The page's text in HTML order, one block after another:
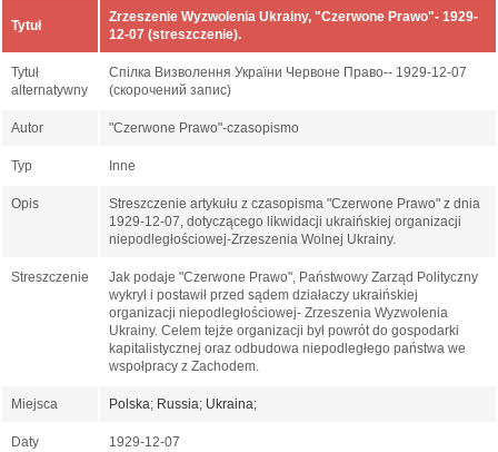
Tytuł
Zrzeszenie Wyzwolenia Ukrainy, "Czerwone Prawo"- 1929-
12-07 (streszczenie).
Tytuł
alternatywny
Спілка Визволення України Червоне Право-- 1929-12-07
(скорочений запис)
Autor "Czerwone Prawo"-czasopismo
Typ Inne
Opis
Streszczenie artykułu z czasopisma "Czerwone Prawo" z dnia
1929-12-07, dotyczącego likwidacji ukraińskiej organizacji
niepodległościowej-Zrzeszenia Wolnej Ukrainy.
Streszczenie
Jak podaje "Czerwone Prawo", Państwowy Zarząd Polityczny
wykrył i postawił przed sądem działaczy ukraińskiej
organizacji niepodległościowej- Zrzeszenia Wyzwolenia
Ukrainy. Celem tejże organizacji był powrót do gospodarki
kapitalistycznej oraz odbudowa niepodległego państwa we
wspołpracy z Zachodem.
Miejsca Polska; Russia; Ukraina;
Daty 1929-12-07